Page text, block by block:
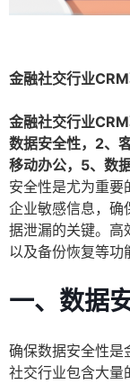
金融社交行业
金融社交行业
数据安全性，2、
移动办公，5、数
安全性是尤为重要
企业敏感信息，确
据泄漏的关键。高
以及备份恢复等功
一、数据
确保数据安全性是
社交行业包含大量